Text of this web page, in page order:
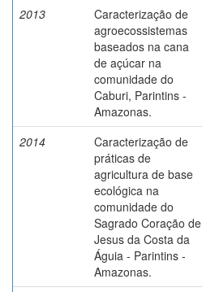
2013
Caracterização de
agroecossistemas
baseados na cana
de açúcar na
comunidade do
Caburi, Parintins -
Amazonas.
2014
Caracterização de
práticas de
agricultura de base
ecológica na
comunidade do
Sagrado Coração de
Jesus da Costa da
Águia - Parintins -
Amazonas.